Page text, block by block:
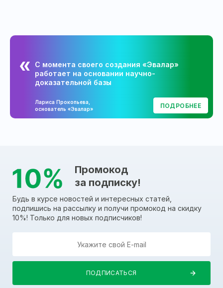
С момента своего создания «Эвалар»
работает на основании научно-
доказательной базы
Лариса Прокопьева,
основатель «Эвалар»
ПОДРОБНЕЕ
Промокод
за подписку!
Будь в курсе новостей и интересных статей,
подпишись на рассылку и получи промокод на скидку
10%! Только для новых подписчиков!